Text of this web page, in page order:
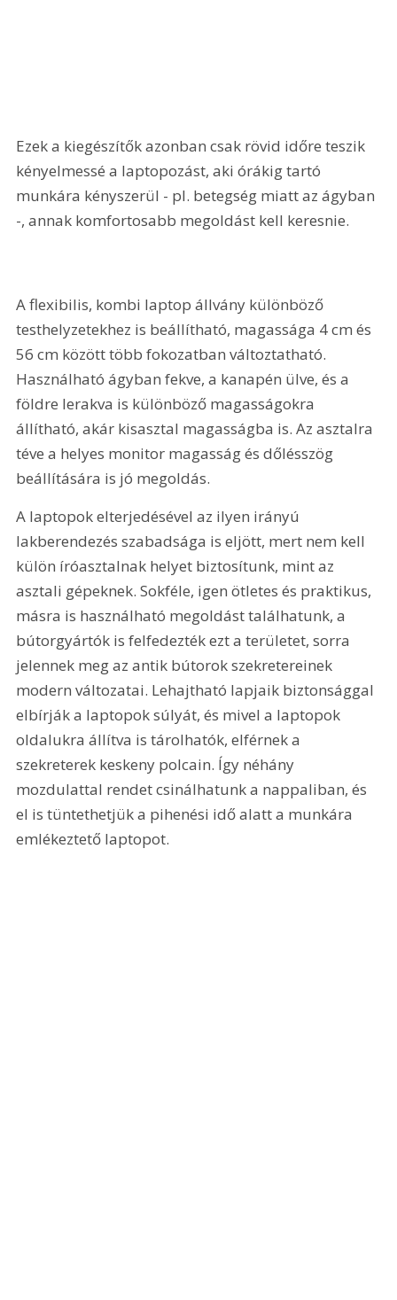
Ezek a kiegészítők azonban csak rövid időre teszik
kényelmessé a laptopozást, aki órákig tartó
munkára kényszerül - pl. betegség miatt az ágyban
-, annak komfortosabb megoldást kell keresnie.
A flexibilis, kombi laptop állvány különböző
testhelyzetekhez is beállítható, magassága 4 cm és
56 cm között több fokozatban változtatható.
Használható ágyban fekve, a kanapén ülve, és a
földre lerakva is különböző magasságokra
állítható, akár kisasztal magasságba is. Az asztalra
téve a helyes monitor magasság és dőlésszög
beállítására is jó megoldás.
A laptopok elterjedésével az ilyen irányú
lakberendezés szabadsága is eljött, mert nem kell
külön íróasztalnak helyet biztosítunk, mint az
asztali gépeknek. Sokféle, igen ötletes és praktikus,
másra is használható megoldást találhatunk, a
bútorgyártók is felfedezték ezt a területet, sorra
jelennek meg az antik bútorok szekretereinek
modern változatai. Lehajtható lapjaik biztonsággal
elbírják a laptopok súlyát, és mivel a laptopok
oldalukra állítva is tárolhatók, elférnek a
szekreterek keskeny polcain. Így néhány
mozdulattal rendet csinálhatunk a nappaliban, és
el is tüntethetjük a pihenési idő alatt a munkára
emlékeztető laptopot.